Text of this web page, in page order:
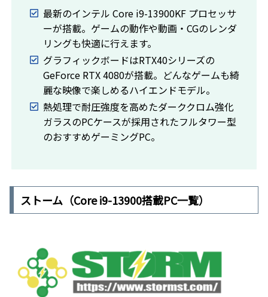
最新のインテル Core i9-13900KF プロセッサ
ーが搭載。ゲームの動作や動画・CGのレンダ
リングも快適に行えます。
グラフィックボードはRTX40シリーズの
GeForce RTX 4080が搭載。どんなゲームも綺
麗な映像で楽しめるハイエンドモデル。
熱処理で耐圧強度を高めたダーククロム強化
ガラスのPCケースが採用されたフルタワー型
のおすすめゲーミングPC。
ストーム（Core i9-13900搭載PC一覧）